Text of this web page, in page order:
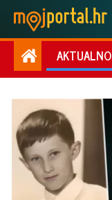
AKTUALNO